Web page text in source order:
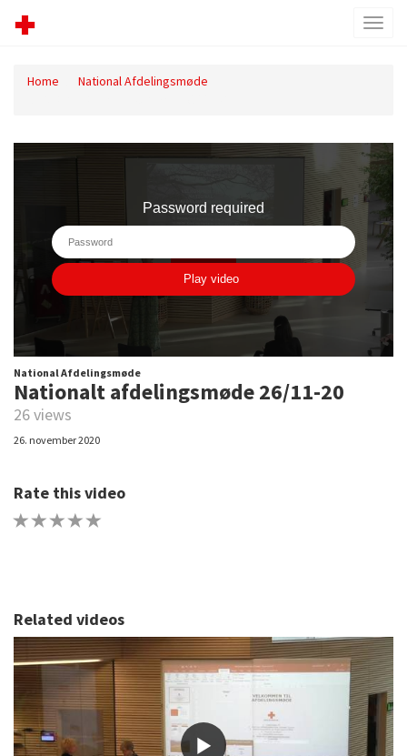
Home
National Afdelingsmøde
National Afdelingsmøde
Nationalt afdelingsmøde 26/11-20
26 views
26. november 2020
Rate this video
Related videos